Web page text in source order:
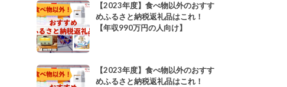
【2023年度】食べ物以外のおすす
めふるさと納税返礼品はこれ！
【年収990万円の人向け】
【2023年度】食べ物以外のおすす
めふるさと納税返礼品はこれ！